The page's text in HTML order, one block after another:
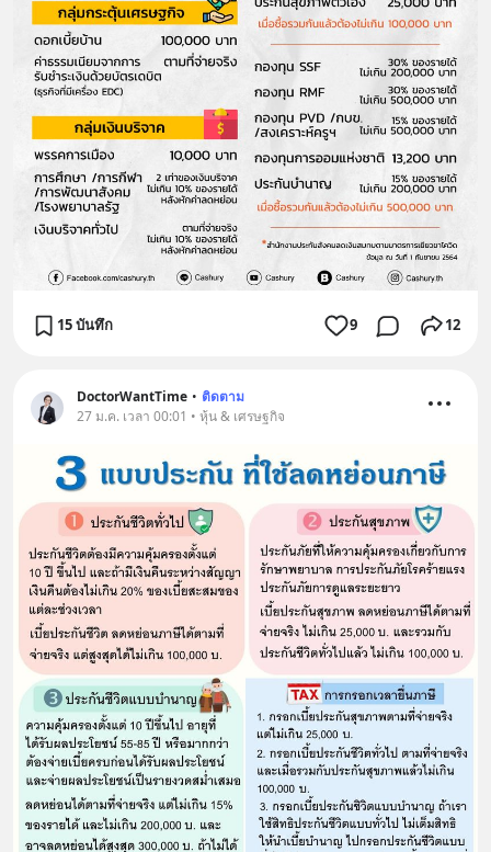
15 บันทึก 9 12
DoctorWantTime • ติดตาม
27 ม.ค. เวลา 00:01 • หุ้น & เศรษฐกิจ